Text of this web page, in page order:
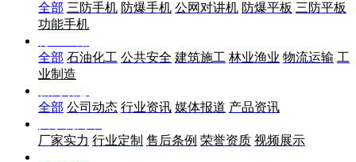
全部 三防手机 防爆手机 公网对讲机 防爆平板 三防平板
功能手机
全部 石油化工 公共安全 建筑施工 林业渔业 物流运输 工
业制造
全部 公司动态 行业资讯 媒体报道 产品资讯
厂家实力 行业定制 售后条例 荣誉资质 视频展示